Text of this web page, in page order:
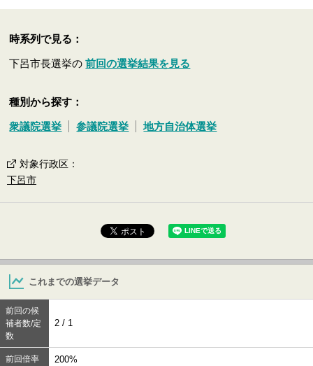
時系列で見る：
下呂市長選挙の前回の選挙結果を見る
種別から探す：
衆議院選挙 参議院選挙 地方自治体選挙
対象行政区 ：
下呂市
これまでの選挙データ
前回の候
補者数/定
数
2 / 1
前回倍率 200%